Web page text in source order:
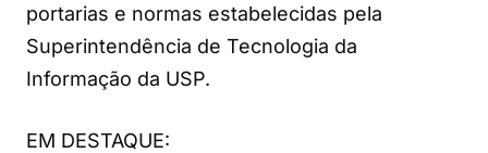
portarias e normas estabelecidas pela
Superintendência de Tecnologia da
Informação da USP.
EM DESTAQUE: